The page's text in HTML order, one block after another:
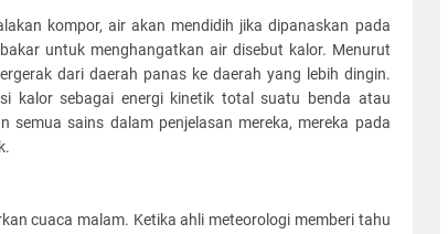
kompor, air akan mendidih jika dipanaskan pada
untuk menghangatkan air disebut kalor. Menurut
dari daerah panas ke daerah yang lebih dingin.
kalor sebagai energi kinetik total suatu benda atau
semua sains dalam penjelasan mereka, mereka pada
cuaca malam. Ketika ahli meteorologi memberi tahu